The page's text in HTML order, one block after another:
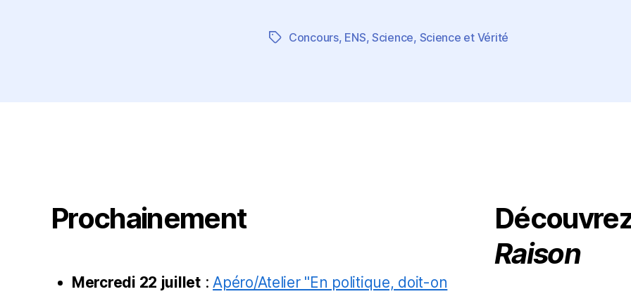
Étiquettes
Concours, ENS, Science, Science et Vérité
Prochainement
Mercredi 22 juillet:Apéro/Atelier "En politique, doit-on
Raison